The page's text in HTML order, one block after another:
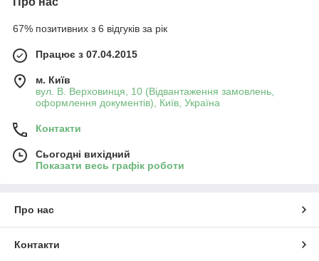
67% позитивних з 6 відгуків за рік
Працює з 07.04.2015
м. Київ
вул. В. Верховинця, 10 (Відвантаження замовлень,
оформлення документів), Київ, Україна
Контакти
Сьогодні вихідний
Показати весь графік роботи
Про нас
Контакти